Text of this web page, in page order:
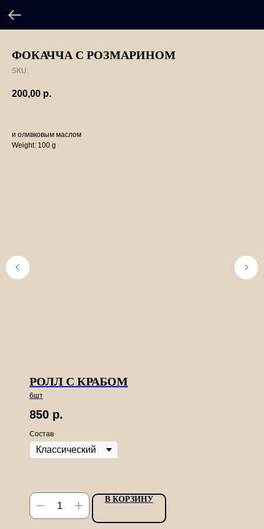
ФОКАЧЧА С РОЗМАРИНОМ
SKU:
200,00 р.
и оливковым маслом
Weight: 100 g
РОЛЛ С КРАБОМ
6шт
850 р.
Состав
В КОРЗИНУ